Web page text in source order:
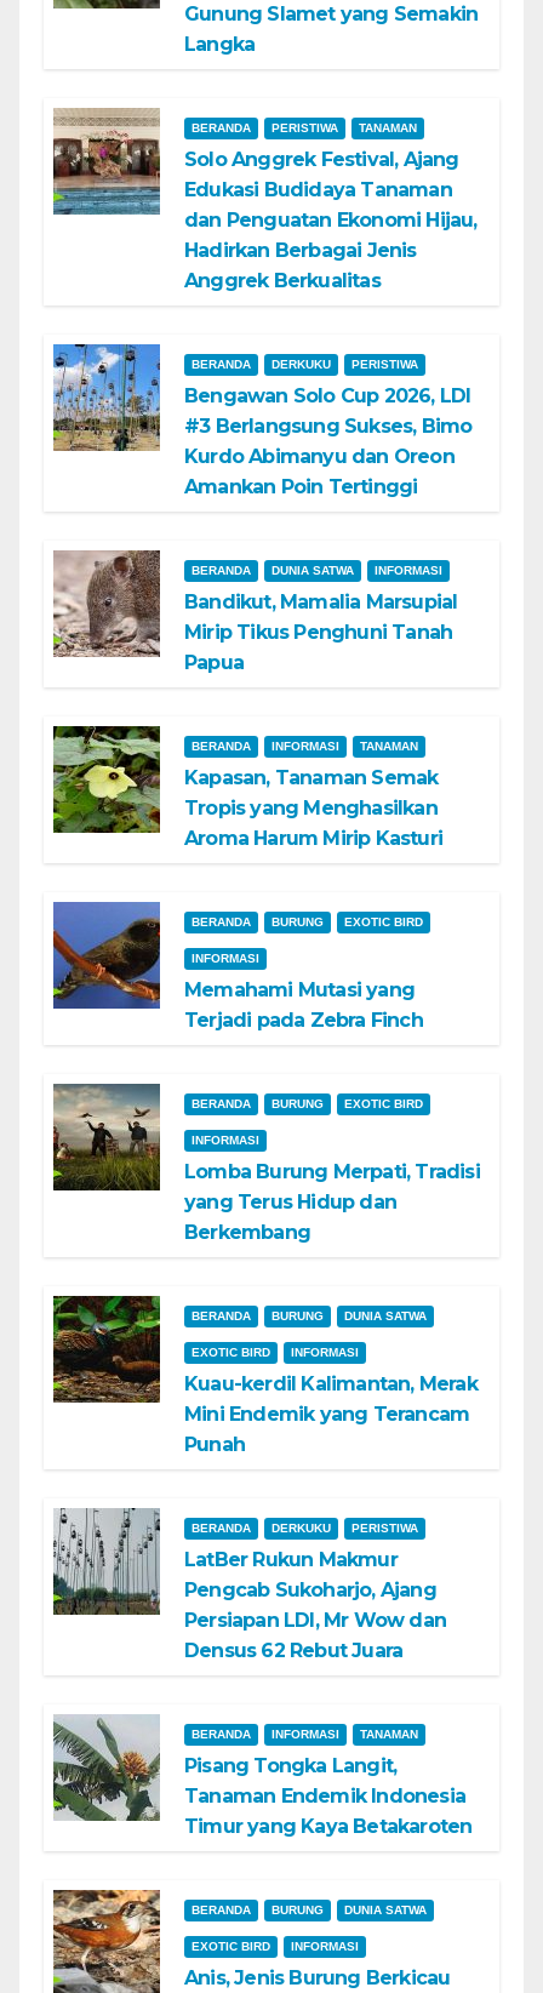
Gunung Slamet yang Semakin
Langka
BERANDA PERISTIWA TANAMAN
Solo Anggrek Festival, Ajang
Edukasi Budidaya Tanaman
dan Penguatan Ekonomi Hijau,
Hadirkan Berbagai Jenis
Anggrek Berkualitas
BERANDA DERKUKU PERISTIWA
Bengawan Solo Cup 2026, LDI
#3 Berlangsung Sukses, Bimo
Kurdo Abimanyu dan Oreon
Amankan Poin Tertinggi
BERANDA DUNIA SATWA INFORMASI
Bandikut, Mamalia Marsupial
Mirip Tikus Penghuni Tanah
Papua
BERANDA INFORMASI TANAMAN
Kapasan, Tanaman Semak
Tropis yang Menghasilkan
Aroma Harum Mirip Kasturi
BERANDA BURUNG EXOTIC BIRD
INFORMASI
Memahami Mutasi yang
Terjadi pada Zebra Finch
BERANDA BURUNG EXOTIC BIRD
INFORMASI
Lomba Burung Merpati, Tradisi
yang Terus Hidup dan
Berkembang
BERANDA BURUNG DUNIA SATWA
EXOTIC BIRD INFORMASI
Kuau-kerdil Kalimantan, Merak
Mini Endemik yang Terancam
Punah
BERANDA DERKUKU PERISTIWA
LatBer Rukun Makmur
Pengcab Sukoharjo, Ajang
Persiapan LDI, Mr Wow dan
Densus 62 Rebut Juara
BERANDA INFORMASI TANAMAN
Pisang Tongka Langit,
Tanaman Endemik Indonesia
Timur yang Kaya Betakaroten
BERANDA BURUNG DUNIA SATWA
EXOTIC BIRD INFORMASI
Anis, Jenis Burung Berkicau